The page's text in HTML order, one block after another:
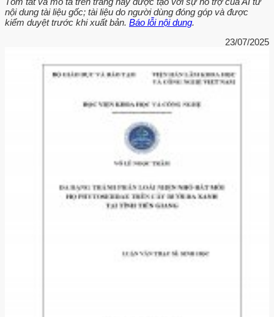
nội dung tài liệu gốc; tài liệu do người dùng đóng góp và được
kiểm duyệt trước khi xuất bản. Báo lỗi nội dung.
23/07/2025